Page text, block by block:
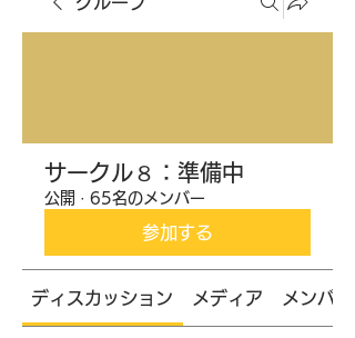
サークル８：準備中
公開 · 65名のメンバー
参加する
ディスカッション メディア メンバー